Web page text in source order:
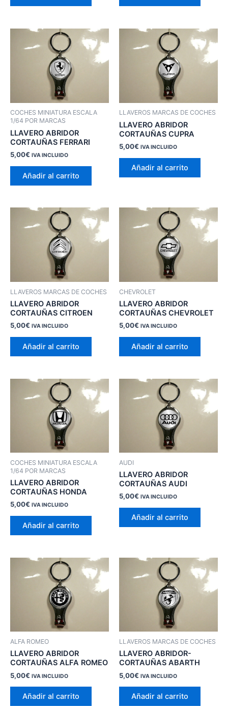
COCHES MINIATURA ESCALA
1/64 POR MARCAS
LLAVERO ABRIDOR
CORTAUÑAS FERRARI
5,00€ IVA INCLUIDO
Añadir al carrito
LLAVEROS MARCAS DE COCHES
LLAVERO ABRIDOR
CORTAUÑAS CUPRA
5,00€ IVA INCLUIDO
Añadir al carrito
LLAVEROS MARCAS DE COCHES
LLAVERO ABRIDOR
CORTAUÑAS CITROEN
5,00€ IVA INCLUIDO
Añadir al carrito
CHEVROLET
LLAVERO ABRIDOR
CORTAUÑAS CHEVROLET
5,00€ IVA INCLUIDO
Añadir al carrito
COCHES MINIATURA ESCALA
1/64 POR MARCAS
LLAVERO ABRIDOR
CORTAUÑAS HONDA
5,00€ IVA INCLUIDO
Añadir al carrito
AUDI
LLAVERO ABRIDOR
CORTAUÑAS AUDI
5,00€ IVA INCLUIDO
Añadir al carrito
ALFA ROMEO
LLAVERO ABRIDOR
CORTAUÑAS ALFA ROMEO
5,00€ IVA INCLUIDO
Añadir al carrito
LLAVEROS MARCAS DE COCHES
LLAVERO ABRIDOR-
CORTAUÑAS ABARTH
5,00€ IVA INCLUIDO
Añadir al carrito